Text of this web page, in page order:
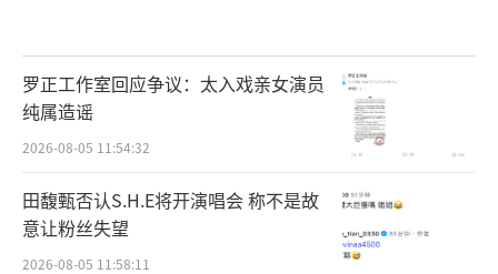
罗正工作室回应争议：太入戏亲女演员
纯属造谣
2026-08-05 11:54:32
田馥甄否认S.H.E将开演唱会 称不是故
意让粉丝失望
2026-08-05 11:58:11